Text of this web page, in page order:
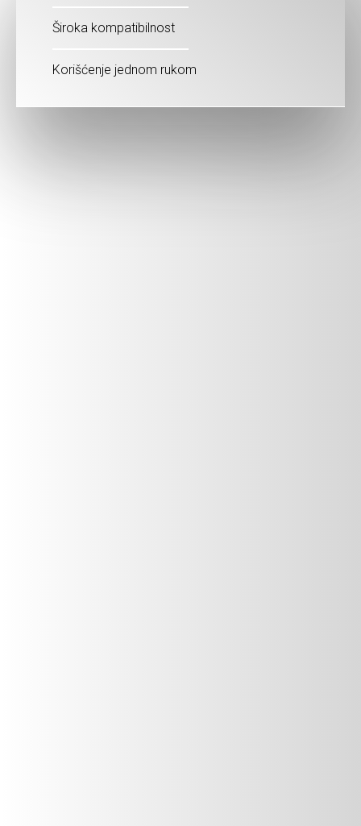
Široka kompatibilnost
Korišćenje jednom rukom